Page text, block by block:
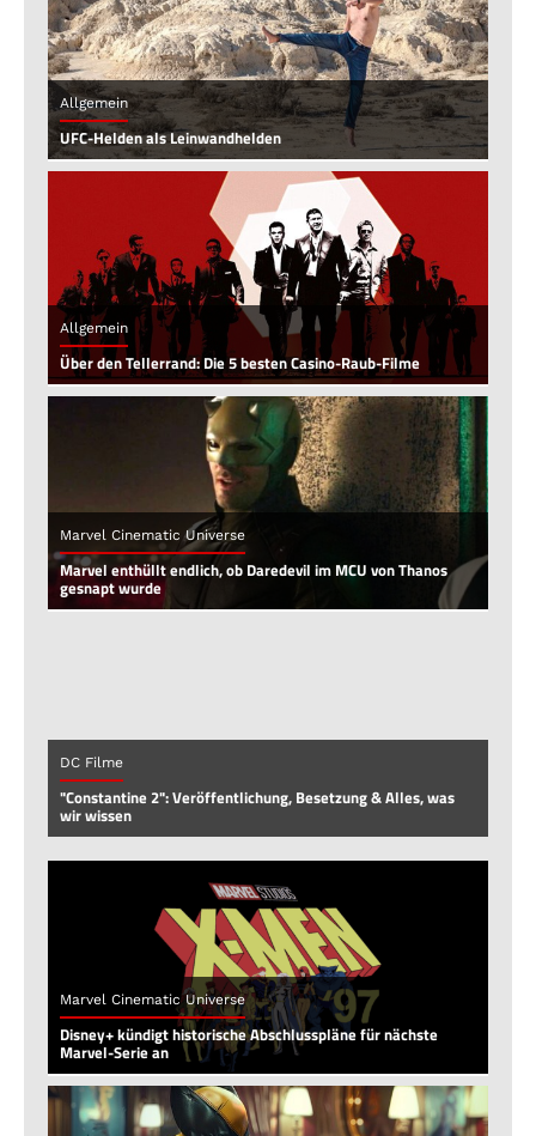
Allgemein
UFC-Helden als Leinwandhelden
Allgemein
Über den Tellerrand: Die 5 besten Casino-Raub-Filme
Marvel Cinematic Universe
Marvel enthüllt endlich, ob Daredevil im MCU von Thanos
gesnapt wurde
DC Filme
"Constantine 2": Veröffentlichung, Besetzung & Alles, was
wir wissen
Marvel Cinematic Universe
Disney+ kündigt historische Abschlusspläne für nächste
Marvel-Serie an